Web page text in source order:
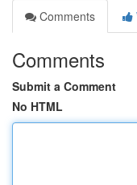
Comments
Comments
Submit a Comment
No HTML